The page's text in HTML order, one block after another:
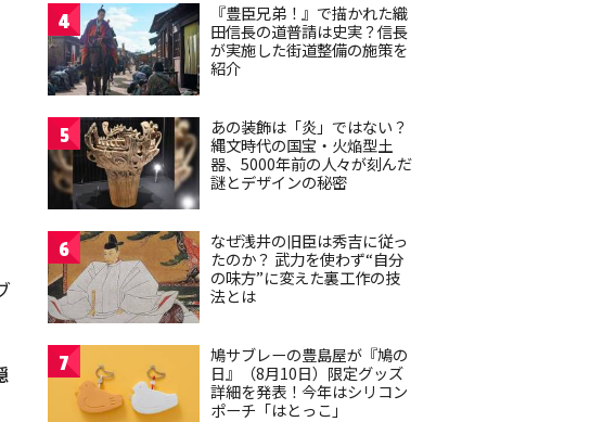
4
『豊臣兄弟！』で描かれた織
田信長の道普請は史実？信長
が実施した街道整備の施策を
紹介
5
あの装飾は「炎」ではない？
縄文時代の国宝・火焔型土
器、5000年前の人々が刻んだ
謎とデザインの秘密
6
なぜ浅井の旧臣は秀吉に従っ
たのか？ 武力を使わず“自分
の味方”に変えた裏工作の技
法とは
7
鳩サブレーの豊島屋が『鳩の
日』（8月10日）限定グッズ
詳細を発表！今年はシリコン
ポーチ「はとっこ」